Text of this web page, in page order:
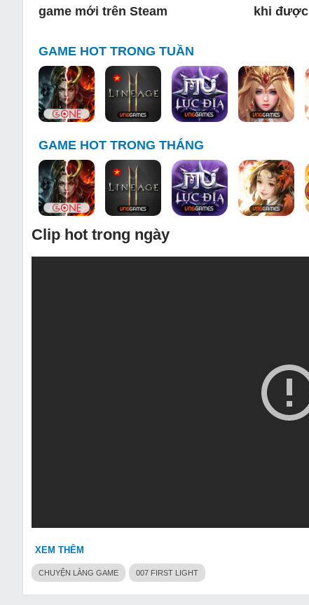
game mới trên Steam
khi
GAME HOT TRONG TUẦN
GAME HOT TRONG THÁNG
Clip hot trong ngày
XEM THÊM
CHUYỆN LÀNG GAME 007 FIRST LIGHT